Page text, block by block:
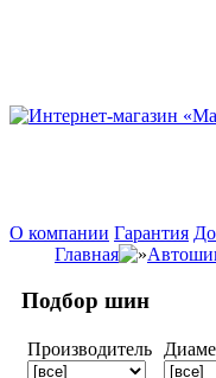
О компании Гарантия
Главная
Подбор шин
Производитель